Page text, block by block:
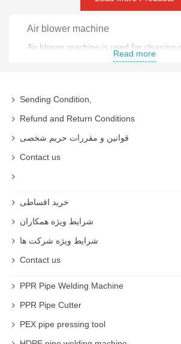
Air blower machine
Air blower machine is used for cleaning
Blower is a tool for industrial and
Industrial blower is more powerful than
and its used in wood shops and
Air blower machine price
Price is different based on model ,
even origin .
Best Air blower machine / Best
Ronix blower machine
Read more
Sending Condition,
Refund and Return Conditions
قوانین و مقررات حریم شخصی
Contact us
خرید اقساطی
شرایط ویژه همکاران
شرایط ویژه شرکت ها
Contact us
PPR Pipe Welding Machine
PPR Pipe Cutter
PEX pipe pressing tool